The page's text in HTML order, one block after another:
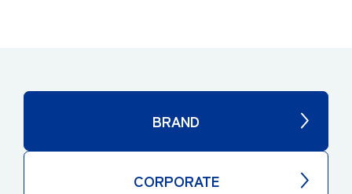
BRAND
CORPORATE